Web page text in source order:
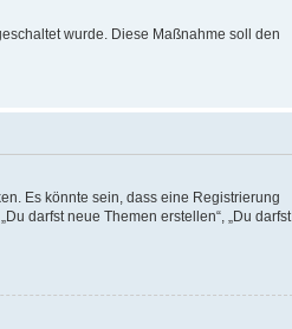
wurde. Diese Maßnahme soll den
Es könnte sein, dass eine Registrierung
darfst neue Themen erstellen“, „Du darfst